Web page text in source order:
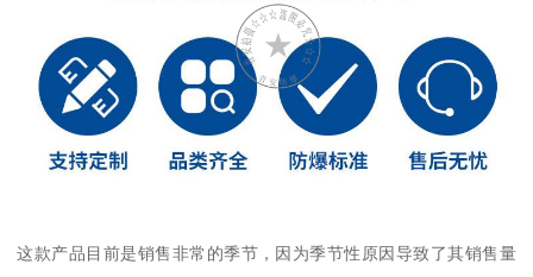
这款产品目前是销售非常的季节，因为季节性原因导致了其销售量